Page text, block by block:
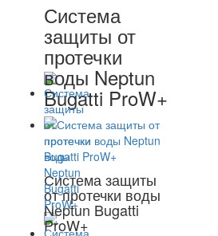
Система
защиты от
протечки
воды Neptun
Bugatti ProW+
Система защиты
от протечки воды
Neptun Bugatti
ProW+